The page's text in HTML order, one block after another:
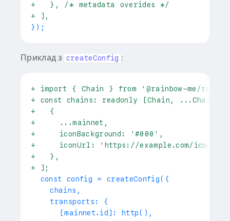
+
   }, /* metadata overides */
+ ],
Приклад з createConfig :
+ import { Chain } from '@rainbow-me/
+ const chains: readonly [Chain,
+
   {
+
     ...mainnet,
+
     iconBackground: '#000',
+
iconUrl: 'https://example.com/icons/
+
   },
+ ];
const config = createConfig({
   chains,
   transports: {
     [mainnet.id]: http(),